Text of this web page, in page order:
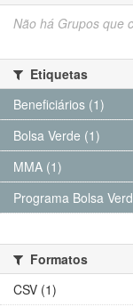
Não há Grupos que
Etiquetas
Beneficiários (1)
Bolsa Verde (1)
MMA (1)
Programa Bolsa
Formatos
CSV (1)